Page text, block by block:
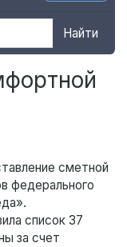
Найти
сметной
федерального
список 37
за счет